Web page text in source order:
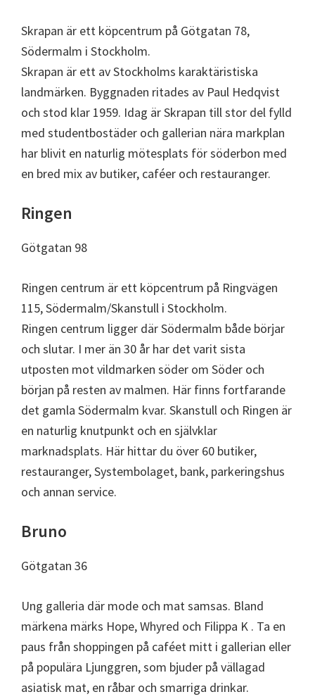
Skrapan är ett köpcentrum på Götgatan 78,
Södermalm i Stockholm.
Skrapan är ett av Stockholms karaktäristiska
landmärken. Byggnaden ritades av Paul Hedqvist
och stod klar 1959. Idag är Skrapan till stor del fylld
med studentbostäder och gallerian nära markplan
har blivit en naturlig mötesplats för söderbon med
en bred mix av butiker, caféer och restauranger.
Ringen
Götgatan 98
Ringen centrum är ett köpcentrum på Ringvägen
115, Södermalm/Skanstull i Stockholm.
Ringen centrum ligger där Södermalm både börjar
och slutar. I mer än 30 år har det varit sista
utposten mot vildmarken söder om Söder och
början på resten av malmen. Här finns fortfarande
det gamla Södermalm kvar. Skanstull och Ringen är
en naturlig knutpunkt och en självklar
marknadsplats. Här hittar du över 60 butiker,
restauranger, Systembolaget, bank, parkeringshus
och annan service.
Bruno
Götgatan 36
Ung galleria där mode och mat samsas. Bland
märkena märks Hope, Whyred och Filippa K . Ta en
paus från shoppingen på caféet mitt i gallerian eller
på populära Ljunggren, som bjuder på vällagad
asiatisk mat, en råbar och smarriga drinkar.